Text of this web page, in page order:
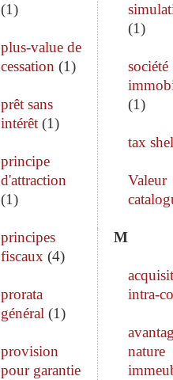
(1)
plus-value de
cessation (1)
prêt sans
intérêt(1)
principe
d'attraction
(1)
principes
fiscaux (4)
prorata
général (1)
provision
pour garantie
(1)
société
(1)
tax
Valeur
M
intra-
nature